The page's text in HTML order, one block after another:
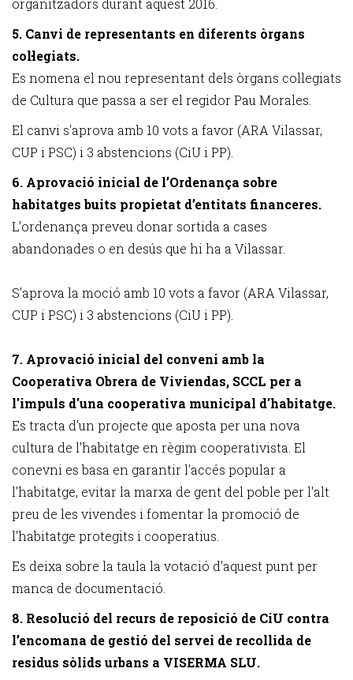
organitzadors durant aquest 2016.
5. Canvi de representants en diferents òrgans
col·legiats.
Es nomena el nou representant dels òrgans col·legiats
de Cultura que passa a ser el regidor Pau Morales.
El canvi s'aprova amb 10 vots a favor (ARA Vilassar,
CUP i PSC) i 3 abstencions (CiU i PP).
6. Aprovació inicial de l’Ordenança sobre
habitatges buits propietat d’entitats financeres.
L'ordenança preveu donar sortida a cases
abandonades o en desús que hi ha a Vilassar.
S'aprova la moció amb 10 vots a favor (ARA Vilassar,
CUP i PSC) i 3 abstencions (CiU i PP).
7. Aprovació inicial del conveni amb la
Cooperativa Obrera de Viviendas, SCCL per a
l'impuls d'una cooperativa municipal d'habitatge.
Es tracta d'un projecte que aposta per una nova
cultura de l'habitatge en règim cooperativista. El
conevni es basa en garantir l'accés popular a
l'habitatge, evitar la marxa de gent del poble per l'alt
preu de les vivendes i fomentar la promoció de
l'habitatge protegits i cooperatius.
Es deixa sobre la taula la votació d'aquest punt per
manca de documentació.
8. Resolució del recurs de reposició de CiU contra
l’encomana de gestió del servei de recollida de
residus sòlids urbans a VISERMA SLU.